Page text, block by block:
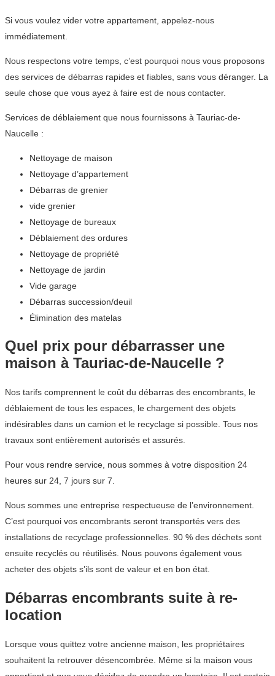
Si vous voulez vider votre appartement, appelez-nous
immédiatement.
Nous respectons votre temps, c’est pourquoi nous vous proposons
des services de débarras rapides et fiables, sans vous déranger. La
seule chose que vous ayez à faire est de nous contacter.
Services de déblaiement que nous fournissons à Tauriac-de-
Naucelle :
Nettoyage de maison
Nettoyage d’appartement
Débarras de grenier
vide grenier
Nettoyage de bureaux
Déblaiement des ordures
Nettoyage de propriété
Nettoyage de jardin
Vide garage
Débarras succession/deuil
Élimination des matelas
Quel prix pour débarrasser une
maison à Tauriac-de-Naucelle ?
Nos tarifs comprennent le coût du débarras des encombrants, le
déblaiement de tous les espaces, le chargement des objets
indésirables dans un camion et le recyclage si possible. Tous nos
travaux sont entièrement autorisés et assurés.
Pour vous rendre service, nous sommes à votre disposition 24
heures sur 24, 7 jours sur 7.
Nous sommes une entreprise respectueuse de l’environnement.
C’est pourquoi vos encombrants seront transportés vers des
installations de recyclage professionnelles. 90 % des déchets sont
ensuite recyclés ou réutilisés. Nous pouvons également vous
acheter des objets s’ils sont de valeur et en bon état.
Débarras encombrants suite à re-
location
Lorsque vous quittez votre ancienne maison, les propriétaires
souhaitent la retrouver désencombrée. Même si la maison vous